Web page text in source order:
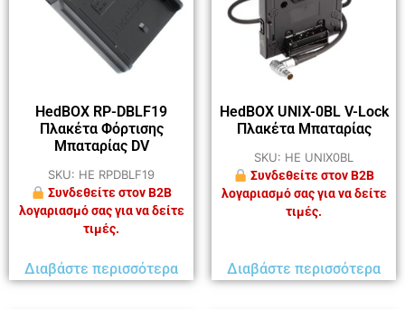
HedBOX RP-DBLF19
Πλακέτα Φόρτισης
Μπαταρίας DV
SKU: HE RPDBLF19
Συνδεθείτε στον B2B
λογαριασμό σας για να δείτε
τιμές.
Διαβάστε περισσότερα
HedBOX UNIX-0BL V-Lock
Πλακέτα Μπαταρίας
SKU: HE UNIX0BL
Συνδεθείτε στον B2B
λογαριασμό σας για να δείτε
τιμές.
Διαβάστε περισσότερα